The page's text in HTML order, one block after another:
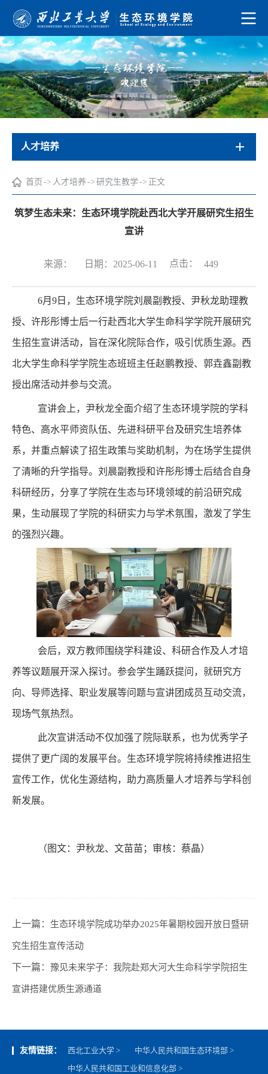
人才培养
首页 -> 人才培养 -> 研究生教学-> 正文
筑梦生态未来：生态环境学院赴西北大学开展研究生招生
宣讲
来源： 日期：2025-06-11 点击： 449
6月9日，生态环境学院刘晨副教授、尹秋龙助理教
授、许彤彤博士后一行赴西北大学生命科学学院开展研究
生招生宣讲活动，旨在深化院际合作，吸引优质生源。西
北大学生命科学学院生态班班主任赵鹏教授、郭垚鑫副教
授出席活动并参与交流。
宣讲会上，尹秋龙全面介绍了生态环境学院的学科
特色、高水平师资队伍、先进科研平台及研究生培养体
系，并重点解读了招生政策与奖助机制，为在场学生提供
了清晰的升学指导。刘晨副教授和许彤彤博士后结合自身
科研经历，分享了学院在生态与环境领域的前沿研究成
果，生动展现了学院的科研实力与学术氛围，激发了学生
的强烈兴趣。
会后，双方教师围绕学科建设、科研合作及人才培
养等议题展开深入探讨。参会学生踊跃提问，就研究方
向、导师选择、职业发展等问题与宣讲团成员互动交流，
现场气氛热烈。
此次宣讲活动不仅加强了院际联系，也为优秀学子
提供了更广阔的发展平台。生态环境学院将持续推进招生
宣传工作，优化生源结构，助力高质量人才培养与学科创
新发展。
（图文：尹秋龙、 文苗苗 ； 审核：蔡晶）
上一篇： 生态环境学院成功举办2025年暑期校园开放日暨研
究生招生宣传活动
下一篇： 豫见未来学子：我院赴郑大河大生命科学学院招生
宣讲搭建优质生源通道
友情链接： 西北工业大学 >
中华人民共和国生态环境部 >
中华人民共和国工业和信息化部 >